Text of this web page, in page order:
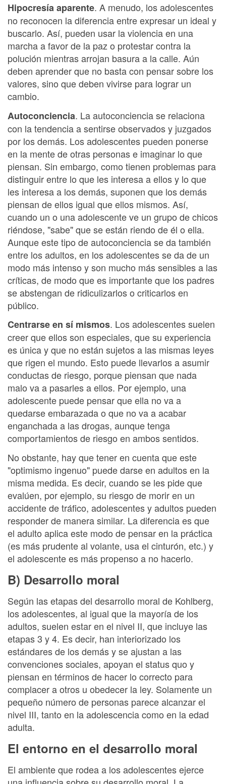
Hipocresía aparente. A menudo, los adolescentes
no reconocen la diferencia entre expresar un ideal y
buscarlo. Así, pueden usar la violencia en una
marcha a favor de la paz o protestar contra la
polución mientras arrojan basura a la calle. Aún
deben aprender que no basta con pensar sobre los
valores, sino que deben vivirse para lograr un
cambio.
Autoconciencia. La autoconciencia se relaciona
con la tendencia a sentirse observados y juzgados
por los demás. Los adolescentes pueden ponerse
en la mente de otras personas e imaginar lo que
piensan. Sin embargo, como tienen problemas para
distinguir entre lo que les interesa a ellos y lo que
les interesa a los demás, suponen que los demás
piensan de ellos igual que ellos mismos. Así,
cuando un o una adolescente ve un grupo de chicos
riéndose, "sabe" que se están riendo de él o ella.
Aunque este tipo de autoconciencia se da también
entre los adultos, en los adolescentes se da de un
modo más intenso y son mucho más sensibles a las
críticas, de modo que es importante que los padres
se abstengan de ridiculizarlos o criticarlos en
público.
Centrarse en sí mismos. Los adolescentes suelen
creer que ellos son especiales, que su experiencia
es única y que no están sujetos a las mismas leyes
que rigen el mundo. Esto puede llevarlos a asumir
conductas de riesgo, porque piensan que nada
malo va a pasarles a ellos. Por ejemplo, una
adolescente puede pensar que ella no va a
quedarse embarazada o que no va a acabar
enganchada a las drogas, aunque tenga
comportamientos de riesgo en ambos sentidos.
No obstante, hay que tener en cuenta que este
"optimismo ingenuo" puede darse en adultos en la
misma medida. Es decir, cuando se les pide que
evalúen, por ejemplo, su riesgo de morir en un
accidente de tráfico, adolescentes y adultos pueden
responder de manera similar. La diferencia es que
el adulto aplica este modo de pensar en la práctica
(es más prudente al volante, usa el cinturón, etc.) y
el adolescente es más propenso a no hacerlo.
B) Desarrollo moral
Según las etapas del desarrollo moral de Kohlberg,
los adolescentes, al igual que la mayoría de los
adultos, suelen estar en el nivel II, que incluye las
etapas 3 y 4. Es decir, han interiorizado los
estándares de los demás y se ajustan a las
convenciones sociales, apoyan el status quo y
piensan en términos de hacer lo correcto para
complacer a otros u obedecer la ley. Solamente un
pequeño número de personas parece alcanzar el
nivel III, tanto en la adolescencia como en la edad
adulta.
El entorno en el desarrollo moral
El ambiente que rodea a los adolescentes ejerce